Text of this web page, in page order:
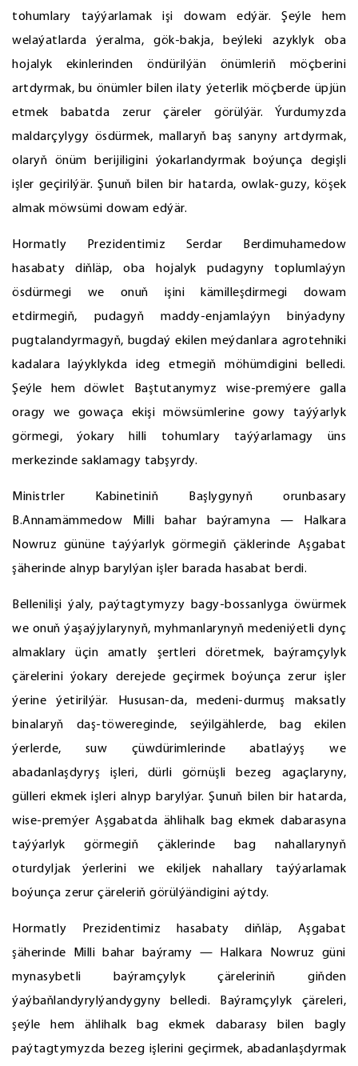
tohumlary taýýarlamak işi dowam edýär. Şeýle hem
welaýatlarda ýeralma, gök-bakja, beýleki azyklyk oba
hojalyk ekinlerinden öndürilýän önümleriň möçberini
artdyrmak, bu önümler bilen ilaty ýeterlik möçberde üpjün
etmek babatda zerur çäreler görülýär. Ýurdumyzda
maldarçylygy ösdürmek, mallaryň baş sanyny artdyrmak,
olaryň önüm berijiligini ýokarlandyrmak boýunça degişli
işler geçirilýär. Şunuň bilen bir hatarda, owlak-guzy, köşek
almak möwsümi dowam edýär.
Hormatly Prezidentimiz Serdar Berdimuhamedow
hasabaty diňläp, oba hojalyk pudagyny toplumlaýyn
ösdürmegi we onuň işini kämilleşdirmegi dowam
etdirmegiň, pudagyň maddy-enjamlaýyn binýadyny
pugtalandyrmagyň, bugdaý ekilen meýdanlara agrotehniki
kadalara laýyklykda ideg etmegiň möhümdigini belledi.
Şeýle hem döwlet Baştutanymyz wise-premýere galla
oragy we gowaça ekişi möwsümlerine gowy taýýarlyk
görmegi, ýokary hilli tohumlary taýýarlamagy üns
merkezinde saklamagy tabşyrdy.
Ministrler Kabinetiniň Başlygynyň orunbasary
B.Annamämmedow Milli bahar baýramyna — Halkara
Nowruz gününe taýýarlyk görmegiň çäklerinde Aşgabat
şäherinde alnyp barylýan işler barada hasabat berdi.
Bellenilişi ýaly, paýtagtymyzy bagy-bossanlyga öwürmek
we onuň ýaşaýjylarynyň, myhmanlarynyň medeniýetli dynç
almaklary üçin amatly şertleri döretmek, baýramçylyk
çärelerini ýokary derejede geçirmek boýunça zerur işler
ýerine ýetirilýär. Hususan-da, medeni-durmuş maksatly
binalaryň daş-töwereginde, seýilgählerde, bag ekilen
ýerlerde, suw çüwdürimlerinde abatlaýyş we
abadanlaşdyryş işleri, dürli görnüşli bezeg agaçlaryny,
gülleri ekmek işleri alnyp barylýar. Şunuň bilen bir hatarda,
wise-premýer Aşgabatda ählihalk bag ekmek dabarasyna
taýýarlyk görmegiň çäklerinde bag nahallarynyň
oturdyljak ýerlerini we ekiljek nahallary taýýarlamak
boýunça zerur çäreleriň görülýändigini aýtdy.
Hormatly Prezidentimiz hasabaty diňläp, Aşgabat
şäherinde Milli bahar baýramy — Halkara Nowruz güni
mynasybetli baýramçylyk çäreleriniň giňden
ýaýbaňlandyrylýandygyny belledi. Baýramçylyk çäreleri,
şeýle hem ählihalk bag ekmek dabarasy bilen bagly
paýtagtymyzda bezeg işlerini geçirmek, abadanlaşdyrmak